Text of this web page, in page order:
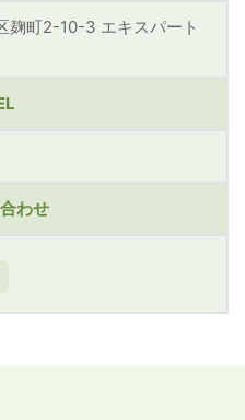
町2-10-3 エキスパート
わせ